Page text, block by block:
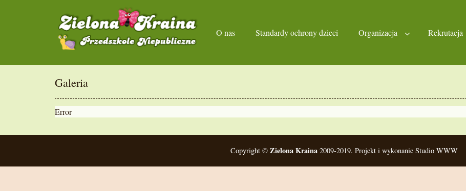
O nas Standardy ochrony dzieci Organizacja Rekrutacja
Galeria
Error
Copyright © Zielona Kraina 2009-2019. Projekt i wykonanie Studio WWW